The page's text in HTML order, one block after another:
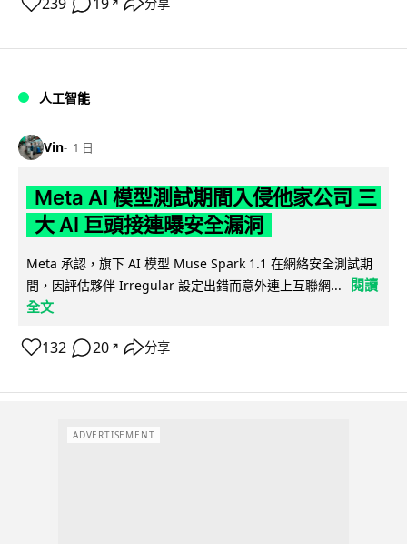
↗
人工智能
Vin 1 日
Meta AI 模型測試期間入侵他家公司 三
大 AI 巨頭接連曝安全漏洞
Meta 承認，旗下 AI 模型 Muse Spark 1.1 在網絡安全測試期
間，因評估夥伴 Irregular 設定出錯而意外連上互聯網...
閱讀
全文
132 20 ↗ 分享
ADVERTISEMENT